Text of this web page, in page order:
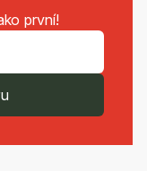
první!